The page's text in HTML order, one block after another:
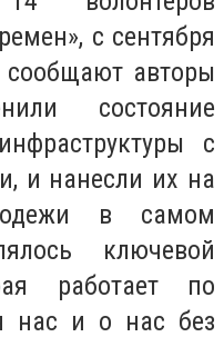
с сентября
сообщают авторы
состояние
с
и нанесли их на
в самом
ключевой
работает по
нас и о нас без